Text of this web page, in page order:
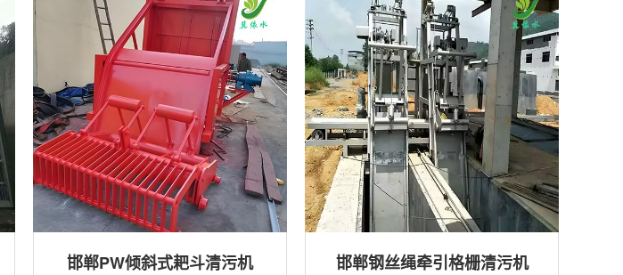
排水工程
邯郸PW倾斜式耙斗清污机 邯郸钢丝绳牵引格栅清污机